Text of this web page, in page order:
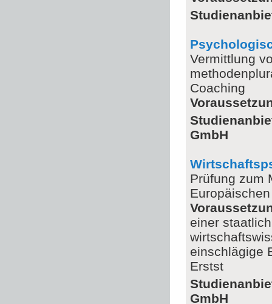
Vermittlung
Coaching
GmbH
Prüfung zum
einer
einschlägige
Erstst
GmbH